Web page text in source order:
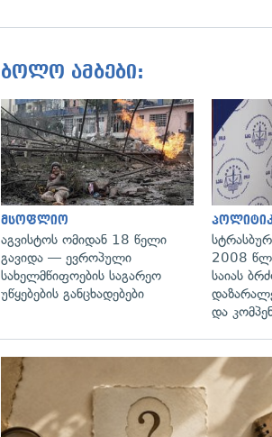
ბოლო ამბები:
მსოფლიო
აგვისტოს ომიდან 18 წელი
გავიდა — ევროპული
სახელმწიფოების საგარეო
უწყებების განცხადებები
2008
საიას
და